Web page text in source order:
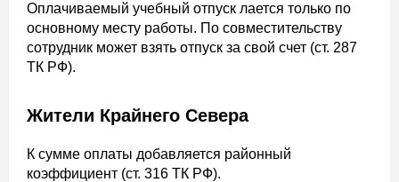
Оплачиваемый учебный отпуск лается только по
основному месту работы. По совместительству
сотрудник может взять отпуск за свой счет (ст. 287
ТК РФ).
Жители Крайнего Севера
К сумме оплаты добавляется районный
коэффициент (ст. 316 ТК РФ).